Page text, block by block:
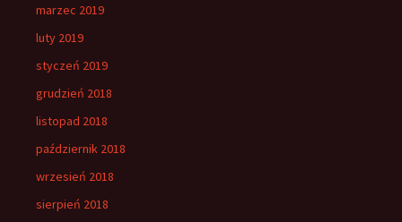
marzec 2019
luty 2019
styczeń 2019
grudzień 2018
listopad 2018
październik 2018
wrzesień 2018
sierpień 2018